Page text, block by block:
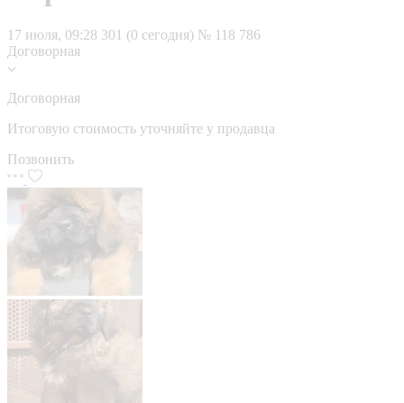
17 июля, 09:28 301 (0 сегодня) № 118 786
Договорная
Договорная
Итоговую стоимость уточняйте у продавца
Позвонить